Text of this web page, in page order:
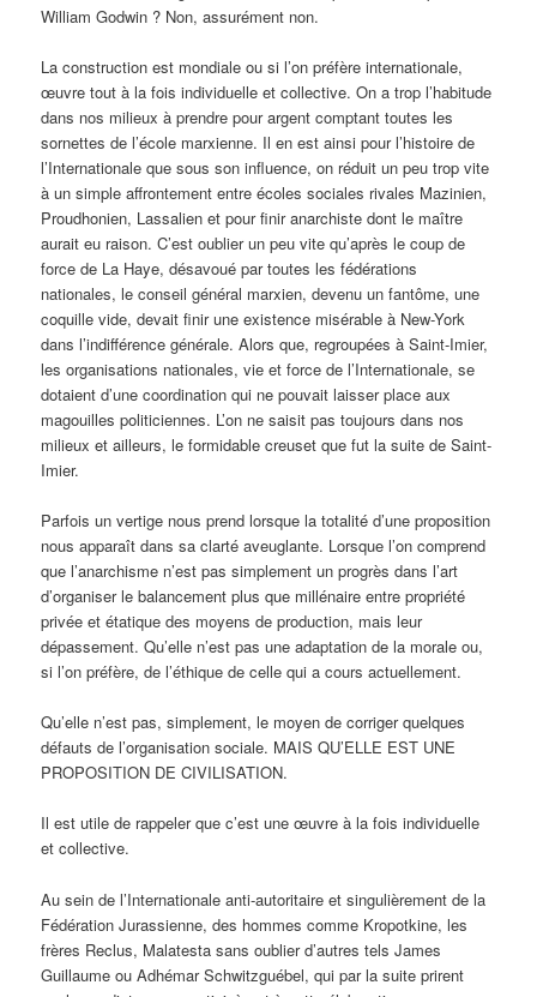
William Godwin ? Non, assurément non.
La construction est mondiale ou si l’on préfère internationale,
œuvre tout à la fois individuelle et collective. On a trop l’habitude
dans nos milieux à prendre pour argent comptant toutes les
sornettes de l’école marxienne. Il en est ainsi pour l’histoire de
l’Internationale que sous son influence, on réduit un peu trop vite
à un simple affrontement entre écoles sociales rivales Mazinien,
Proudhonien, Lassalien et pour finir anarchiste dont le maître
aurait eu raison. C’est oublier un peu vite qu’après le coup de
force de La Haye, désavoué par toutes les fédérations
nationales, le conseil général marxien, devenu un fantôme, une
coquille vide, devait finir une existence misérable à New-York
dans l’indifférence générale. Alors que, regroupées à Saint-Imier,
les organisations nationales, vie et force de l’Internationale, se
dotaient d’une coordination qui ne pouvait laisser place aux
magouilles politiciennes. L’on ne saisit pas toujours dans nos
milieux et ailleurs, le formidable creuset que fut la suite de Saint-
Imier.
Parfois un vertige nous prend lorsque la totalité d’une proposition
nous apparaît dans sa clarté aveuglante. Lorsque l’on comprend
que l’anarchisme n’est pas simplement un progrès dans l’art
d’organiser le balancement plus que millénaire entre propriété
privée et étatique des moyens de production, mais leur
dépassement. Qu’elle n’est pas une adaptation de la morale ou,
si l’on préfère, de l’éthique de celle qui a cours actuellement.
Qu’elle n’est pas, simplement, le moyen de corriger quelques
défauts de l’organisation sociale. MAIS QU’ELLE EST UNE
PROPOSITION DE CIVILISATION.
Il est utile de rappeler que c’est une œuvre à la fois individuelle
et collective.
Au sein de l’Internationale anti-autoritaire et singulièrement de la
Fédération Jurassienne, des hommes comme Kropotkine, les
frères Reclus, Malatesta sans oublier d’autres tels James
Guillaume ou Adhémar Schwitzguébel, qui par la suite prirent